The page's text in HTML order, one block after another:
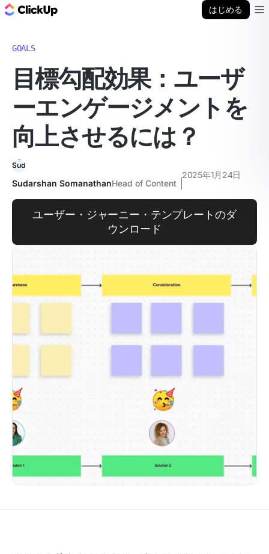
はじめる
GOALS
目標勾配効果：ユーザ
ーエンゲージメントを
向上させるには？
Sudarshan SomanathanHead of Content
2025年1月24日
ユーザー・ジャーニー・テンプレートのダ
ウンロード